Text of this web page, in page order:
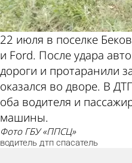
22 июля в поселке
и Ford. После удара
дороги и протаранили
оказался во дворе. В
оба водителя и
машины.
фото ГБУ «ППСЦ»
водитель дтп спасатель